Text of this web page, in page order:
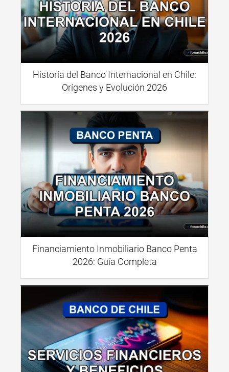
Historia del Banco Internacional en Chile:
Orígenes y Evolución 2026
Financiamiento Inmobiliario Banco Penta
2026: Guía Completa